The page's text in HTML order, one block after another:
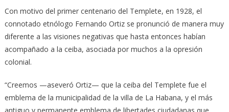
Con motivo del primer centenario del Templete, en 1928, el
connotado etnólogo Fernando Ortiz se pronunció de manera muy
diferente a las visiones negativas que hasta entonces habían
acompañado a la ceiba, asociada por muchos a la opresión
colonial.
“Creemos —aseveró Ortiz— que la ceiba del Templete fue el
emblema de la municipalidad de la villa de La Habana, y el más